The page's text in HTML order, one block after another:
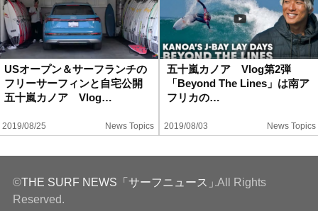
USオープン＆サーフランチの
フリーサーフィンと自宅公開
五十嵐カノア Vlog…
2019/08/25 News Topics
五十嵐カノア Vlog第2弾
「Beyond The Lines」は南ア
フリカの…
2019/08/03 News Topics
©THE SURF NEWS「サーフニュース」.All Rights
Reserved.
試合
ハウツー
ホリデースタイル
ウェストジャパン